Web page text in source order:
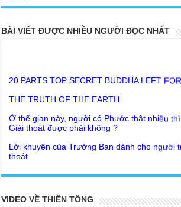
BÀI VIẾT ĐƯỢC NHIỀU NGƯỜI ĐỌC NHẤT
Giải thoát được phải không ?
thoát
Như Lai dạy về Lời kỉnh nguyện trước khi ăn
VIDEO VỀ THIỀN TÔNG
Giải đáp Thiền tông P19 - Ma Vương là ai?
Khoa học bế tắc về tìm nguồn gốc sự sống